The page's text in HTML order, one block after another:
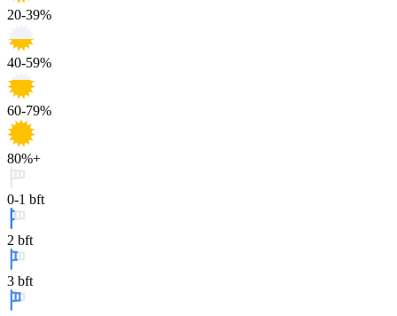
20-39%
40-59%
60-79%
80%+
0-1 bft
2 bft
3 bft